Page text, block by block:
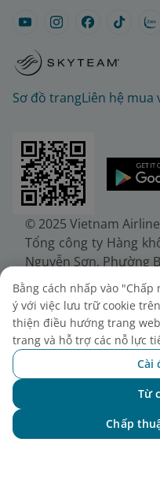
Sơ đồ trangLiên hệ mua
© 2025 Vietnam
Tổng công ty Hàng
Nguyễn Sơn, Phường
Điện thoại: (+84-
38722375
Giấy chứng nhận
doanh nghiệp
30/6/2010, đăng
24/7/2025, cấp bởi Sở
Bằng cách nhấp vào
ý với việc lưu trữ cookie
thiện điều hướng trang
trang và hỗ trợ các nỗ lực
Cài
Từ
Chấp